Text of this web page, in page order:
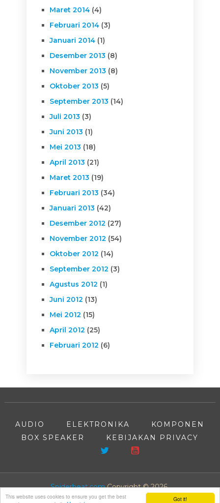
Got it!
This website uses cookies to ensure you get the best
Maret 2014(4)
Februari 2014(3)
Januari 2014(1)
Desember 2013 (8)
November 2013 (8)
Oktober 2013 (5)
September 2013 (14)
Juli 2013 (3)
Juni 2013 (1)
Mei 2013 (18)
April 2013 (21)
Maret 2013 (19)
Februari 2013 (34)
Januari 2013 (42)
Desember 2012 (27)
November 2012 (54)
Oktober 2012 (14)
September 2012 (3)
Agustus 2012 (1)
Juni 2012 (13)
Mei 2012 (15)
April 2012 (25)
Februari 2012 (6)
AUDIO ELEKTRONIKA
KOMPONEN
BOX SPEAKER
KEBIJAKAN PRIVACY
Spiderbeat.comCopyright © 2026.